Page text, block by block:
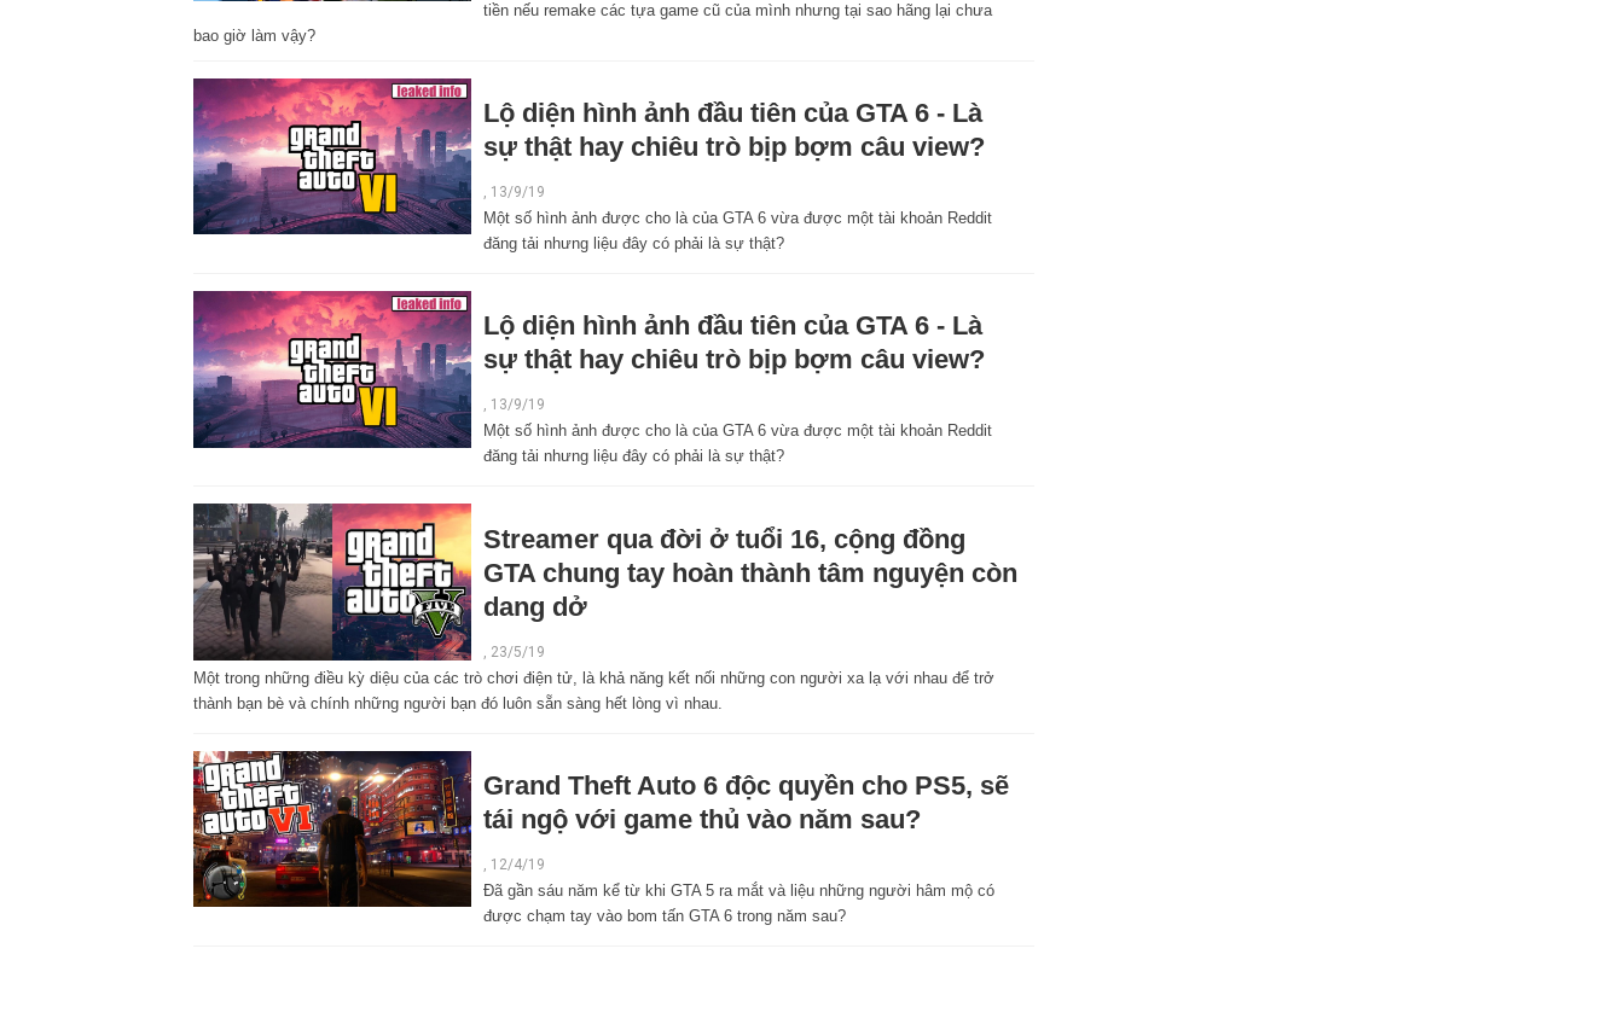
tiền nếu remake các tựa game cũ của mình nhưng tại sao hãng lại chưa
bao giờ làm vậy?
Lộ diện hình ảnh đầu tiên của GTA 6 - Là
sự thật hay chiêu trò bịp bợm câu view?
, 13/9/19
Một số hình ảnh được cho là của GTA 6 vừa được một tài khoản Reddit
đăng tải nhưng liệu đây có phải là sự thật?
Lộ diện hình ảnh đầu tiên của GTA 6 - Là
sự thật hay chiêu trò bịp bợm câu view?
, 13/9/19
Một số hình ảnh được cho là của GTA 6 vừa được một tài khoản Reddit
đăng tải nhưng liệu đây có phải là sự thật?
Streamer qua đời ở tuổi 16, cộng đồng
GTA chung tay hoàn thành tâm nguyện còn
dang dở
23/5/19
Một trong những điều kỳ diệu của các trò chơi điện tử, là khả năng kết nối những con người xa lạ với nhau để trở
thành bạn bè và chính những người bạn đó luôn sẵn sàng hết lòng vì nhau.
Grand Theft Auto 6 độc quyền cho PS5, sẽ
tái ngộ với game thủ vào năm sau?
, 12/4/19
Đã gần sáu năm kể từ khi GTA 5 ra mắt và liệu những người hâm mộ có
được chạm tay vào bom tấn GTA 6 trong năm sau?